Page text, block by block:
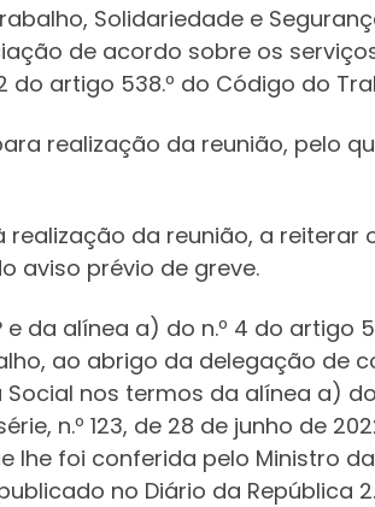
Solidariedade e
de acordo sobre os
artigo 538.º do Código do
realização da reunião, pelo
realização da reunião, a reiterar
aviso prévio de greve.
da alínea a) do n.º 4 do artigo
ao abrigo da delegação de
nos termos da alínea a) do
n.º 123, de 28 de junho de
foi conferida pelo Ministro
no Diário da República